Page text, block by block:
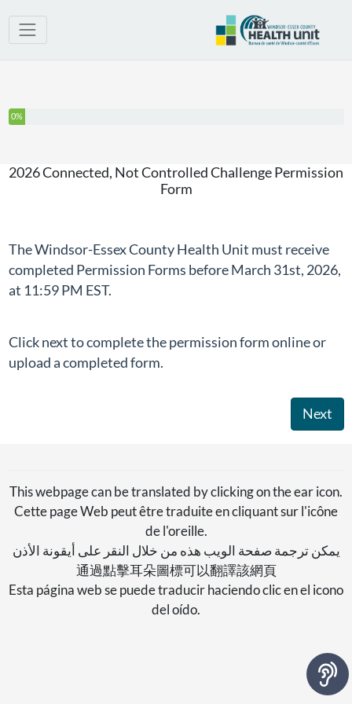
You have completed 0% of this survey
0%
2026 Connected, Not Controlled Challenge Permission
Form
The Windsor-Essex County Health Unit must receive
completed Permission Forms before March 31st, 2026,
at 11:59 PM EST.
Click next to complete the permission form online or
upload a completed form.
Next
This webpage can be translated by clicking on the ear icon.
Cette page Web peut être traduite en cliquant sur l'icône
de l'oreille.
يمكن ترجمة صفحة الويب هذه من خلال النقر على أيقونة الأذن
通過點擊耳朵圖標可以翻譯該網頁
Esta página web se puede traducir haciendo clic en el icono
del oído.